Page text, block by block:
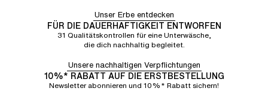
Unser Erbe entdecken
FÜR DIE DAUERHAFTIGKEIT ENTWORFEN
31 Qualitätskontrollen für eine Unterwäsche,
die dich nachhaltig begleitet.
Unsere nachhaltigen Verpflichtungen
10%* RABATT AUF DIE ERSTBESTELLUNG
Newsletter abonnieren und 10%* Rabatt sichern!